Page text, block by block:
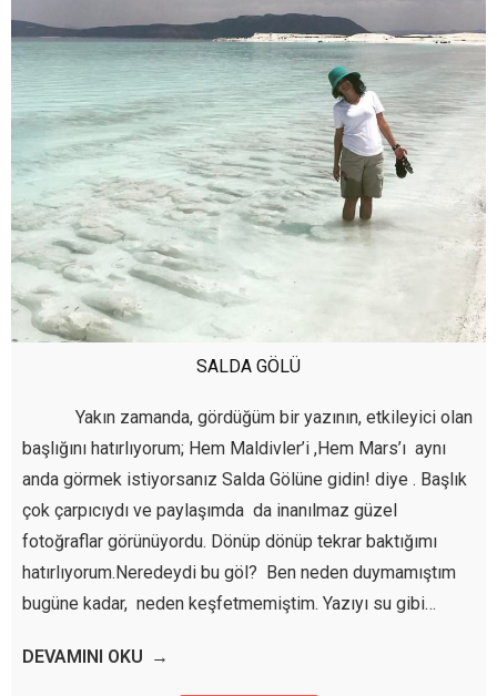
SALDA GÖLÜ
Yakın zamanda, gördüğüm bir yazının, etkileyici olan
başlığını hatırlıyorum; Hem Maldivler’i ,Hem Mars’ı aynı
anda görmek istiyorsanız Salda Gölüne gidin! diye . Başlık
çok çarpıcıydı ve paylaşımda da inanılmaz güzel
fotoğraflar görünüyordu. Dönüp dönüp tekrar baktığımı
hatırlıyorum.Neredeydi bu göl? Ben neden duymamıştım
bugüne kadar, neden keşfetmemiştim. Yazıyı su gibi…
DEVAMINI OKU